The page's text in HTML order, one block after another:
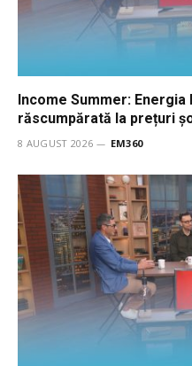
Income Summer:
răscumpărată la prețuri
8 AUGUST 2026 EM360